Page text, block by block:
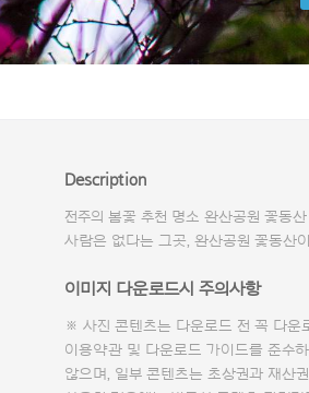
Description
전주의 봄꽃 추천 명소 완산공원 꽃동
사람은 없다는 그곳, 완산공원 꽃동산
이미지 다운로드시 주의사항
※ 사진 콘텐츠는 다운로드 전 꼭 다운
이용약관 및 다운로드 가이드를 준수
않으며, 일부 콘텐츠는 초상권과 재산